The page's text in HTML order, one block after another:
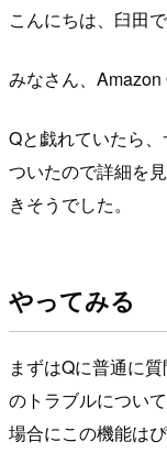
こんにちは、臼田で
みなさん、
Qと戯れていたら
ついたので詳細を
きそうでした。
やってみる
まずはQに普通に
のトラブルについ
場合にこの機能は